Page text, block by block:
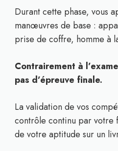
Durant cette phase, vous
manœuvres de base :
prise de coffre, homme à
Contrairement à
pas d’épreuve finale.
La validation de vos
contrôle continu par votre
de votre aptitude sur un